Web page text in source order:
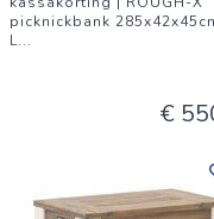
picknickbank
L...
€